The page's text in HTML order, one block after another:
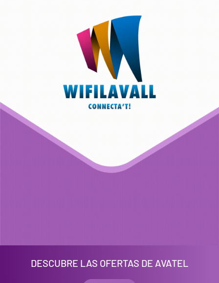
DESCUBRE LAS OFERTAS DE AVATEL